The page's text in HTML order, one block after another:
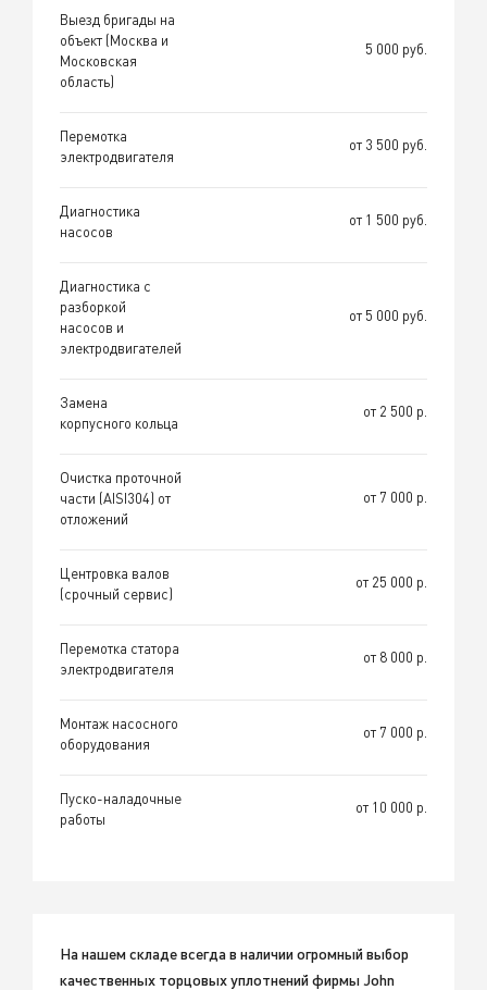
Выезд бригады на
объект (Москва и
Московская
область)
5 000 руб.
Перемотка
электродвигателя
от 3 500 руб.
Диагностика
насосов
от 1 500 руб.
Диагностика с
разборкой
насосов и
электродвигателей
от 5 000 руб.
Замена
корпусного кольца
от 2 500 р.
Очистка проточной
части (AISI304) от
отложений
от 7 000 р.
Центровка валов
(срочный сервис)
от 25 000 р.
Перемотка статора
электродвигателя
от 8 000 р.
Монтаж насосного
оборудования
от 7 000 р.
Пуско-наладочные
работы
от 10 000 р.
На нашем складе всегда в наличии огромный выбор
качественных торцовых уплотнений фирмы John